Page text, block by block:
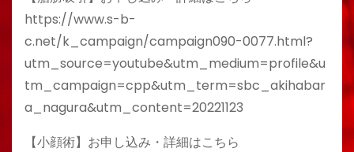
https://www.s-b-
c.net/k_campaign/campaign090-0077.html?
utm_source=youtube&utm_medium=profile&u
tm_campaign=cpp&utm_term=sbc_akihabar
a_nagura&utm_content=20221123
【小顔術】お申し込み・詳細はこちら